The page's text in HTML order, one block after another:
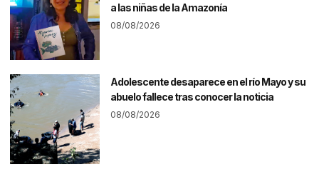
a las niñas de la Amazonía
08/08/2026
Adolescente desaparece en el río Mayo y su
abuelo fallece tras conocer la noticia
08/08/2026